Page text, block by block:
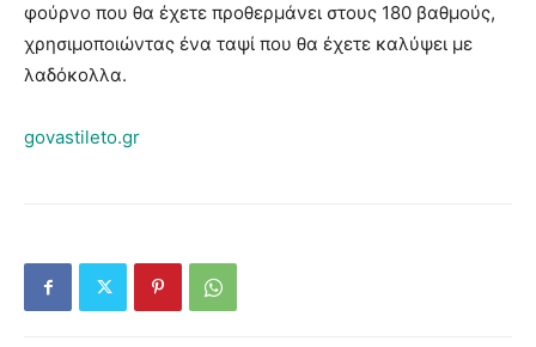
φούρνο που θα έχετε προθερμάνει στους 180 βαθμούς,
χρησιμοποιώντας ένα ταψί που θα έχετε καλύψει με
λαδόκολλα.
govastileto.gr